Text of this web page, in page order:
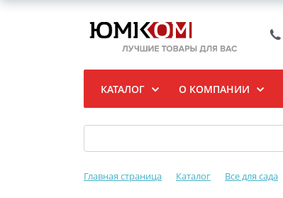
КАТАЛОГ О КОМПАНИИ
Главная страница Каталог Все для сада